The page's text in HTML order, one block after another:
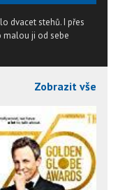
dvacet stehů. I přes
malou ji od sebe
Zobrazit vše